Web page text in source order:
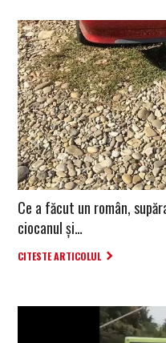
Ce a făcut un român,
ciocanul și…
CITESTE ARTICOLUL